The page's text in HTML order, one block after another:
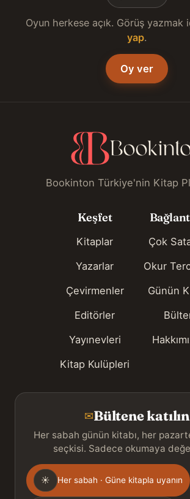
Oyun herkese açık. Görüş yazmak
yap.
Oy ver
Bookinton Türkiye'nin Kitap
Keşfet
Kitaplar
Yazarlar
Çevirmenler
Editörler
Yayınevleri
Kitap Kulüpleri
Çok
Okur
Günün
✉Bültene katılın
Her sabah günün kitabı, her
seçkisi. Sadece okumaya
Gönderim
sıklığı
☀ Her sabah · Güne kitapla uyanın